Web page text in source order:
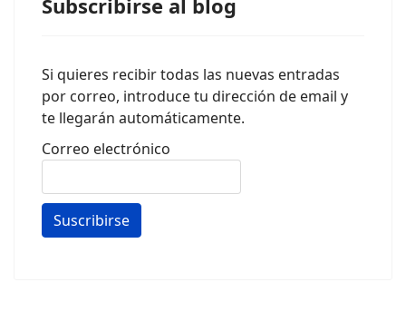
Subscribirse al blog
Si quieres recibir todas las nuevas entradas
por correo, introduce tu dirección de email y
te llegarán automáticamente.
Correo electrónico